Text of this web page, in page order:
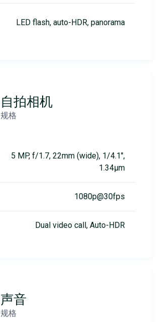
LED flash, auto-HDR, panorama
自拍相机
规格
5 MP, f/1.7, 22mm (wide), 1/4.1",
1.34µm
1080p@30fps
Dual video call, Auto-HDR
声音
规格